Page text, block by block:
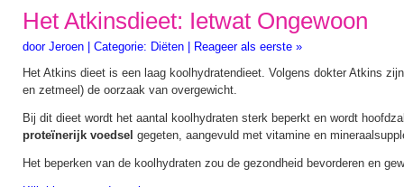
Het Atkinsdieet: Ietwat Ongewoon
door Jeroen Categorie: Diëten
Reageer als eerste »
Het Atkins dieet is een laag koolhydratendieet. Volgens dokter Atkins
en zetmeel) de oorzaak van overgewicht.
Bij dit dieet wordt het aantal koolhydraten sterk beperkt en wordt
proteïnerijk voedsel gegeten, aangevuld met vitamine en
Het beperken van de koolhydraten zou de gezondheid bevorderen en